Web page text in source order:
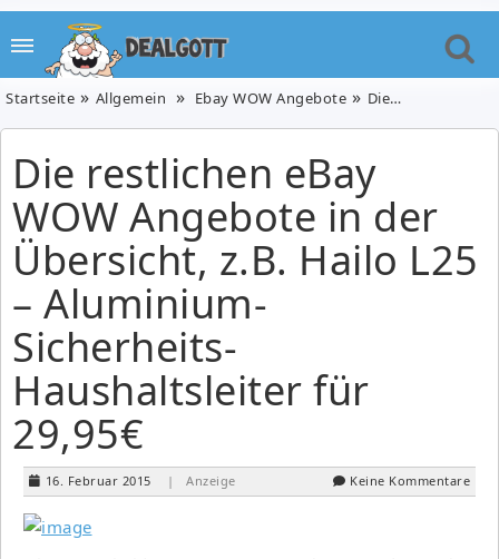
Startseite Allgemein Ebay WOW Angebote Die restlichen eBay WOW Angebote in der Übersicht, z.B. Hailo L25 – Aluminium-Sicherheits-Haushaltsleiter für 29,95€
Die restlichen eBay
WOW Angebote in der
Übersicht, z.B. Hailo L25
– Aluminium-
Sicherheits-
Haushaltsleiter für
29,95€
16. Februar 2015 | Anzeige Keine Kommentare